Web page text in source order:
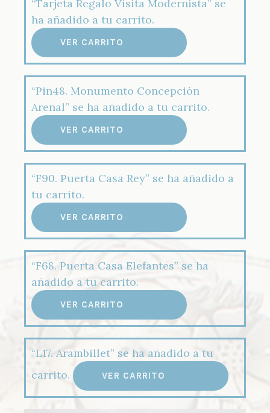
“Tarjeta Regalo Visita Modernista” se
ha añadido a tu carrito.
VER CARRITO
“Pin48. Monumento Concepción
Arenal” se ha añadido a tu carrito.
VER CARRITO
“F90. Puerta Casa Rey” se ha añadido a
tu carrito.
VER CARRITO
“F68. Puerta Casa Elefantes” se ha
añadido a tu carrito.
VER CARRITO
“L17. Arambillet” se ha añadido a tu
carrito.
VER CARRITO